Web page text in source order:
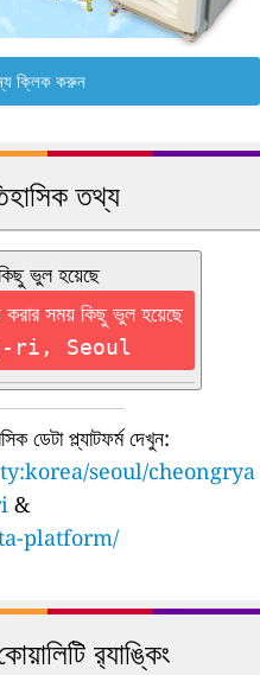
ক্লিক করুন
তথ্য
ভুল হয়েছে
করার সময় কিছু ভুল হয়েছে
ri, Seoul
ডেটা প্ল্যাটফর্ম দেখুন:
seoul/cheongrya
&
platform/
র‍্যাঙ্কিং